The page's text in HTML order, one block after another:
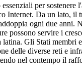
per sostenere
Internet. Da un lato, il
ogni due anni.
possono servire i
Gli Stati membri
delle diverse reti e
nel contempo il